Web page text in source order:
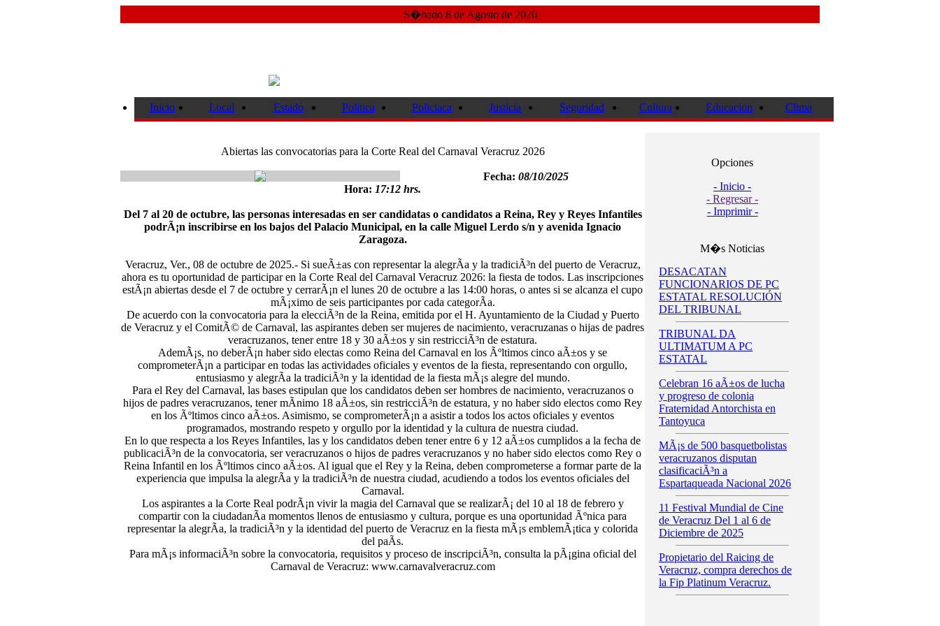
S�bado 8 de Agosto de 2026
Inicio Local Estado Politica Policiaca Justicia Seguridad Cultura Educacion Clima
Abiertas las convocatorias para la Corte Real del Carnaval Veracruz 2026
Fecha: 08/10/2025
Hora: 17:12 hrs.
Del 7 al 20 de octubre, las personas interesadas en ser candidatas o candidatos a Reina, Rey y Reyes Infantiles
podrÃ¡n inscribirse en los bajos del Palacio Municipal, en la calle Miguel Lerdo s/n y avenida Ignacio
Zaragoza.
Veracruz, Ver., 08 de octubre de 2025.- Si sueÃ±as con representar la alegrÃ­a y la tradiciÃ³n del puerto de Veracruz,
ahora es tu oportunidad de participar en la Corte Real del Carnaval Veracruz 2026: la fiesta de todos. Las inscripciones
estÃ¡n abiertas desde el 7 de octubre y cerrarÃ¡n el lunes 20 de octubre a las 14:00 horas, o antes si se alcanza el cupo
mÃ¡ximo de seis participantes por cada categorÃ­a.
De acuerdo con la convocatoria para la elecciÃ³n de la Reina, emitida por el H. Ayuntamiento de la Ciudad y Puerto
de Veracruz y el ComitÃ© de Carnaval, las aspirantes deben ser mujeres de nacimiento, veracruzanas o hijas de padres
veracruzanos, tener entre 18 y 30 aÃ±os y sin restricciÃ³n de estatura.
AdemÃ¡s, no deberÃ¡n haber sido electas como Reina del Carnaval en los Ãºltimos cinco aÃ±os y se
comprometerÃ¡n a participar en todas las actividades oficiales y eventos de la fiesta, representando con orgullo,
entusiasmo y alegrÃ­a la tradiciÃ³n y la identidad de la fiesta mÃ¡s alegre del mundo.
Para el Rey del Carnaval, las bases estipulan que los candidatos deben ser hombres de nacimiento, veracruzanos o
hijos de padres veracruzanos, tener mÃ­nimo 18 aÃ±os, sin restricciÃ³n de estatura, y no haber sido electos como Rey
en los Ãºltimos cinco aÃ±os. Asimismo, se comprometerÃ¡n a asistir a todos los actos oficiales y eventos
programados, mostrando respeto y orgullo por la identidad y la cultura de nuestra ciudad.
En lo que respecta a los Reyes Infantiles, las y los candidatos deben tener entre 6 y 12 aÃ±os cumplidos a la fecha de
publicaciÃ³n de la convocatoria, ser veracruzanos o hijos de padres veracruzanos y no haber sido electos como Rey o
Reina Infantil en los Ãºltimos cinco aÃ±os. Al igual que el Rey y la Reina, deben comprometerse a formar parte de la
experiencia que impulsa la alegrÃ­a y la tradiciÃ³n de nuestra ciudad, acudiendo a todos los eventos oficiales del
Carnaval.
Los aspirantes a la Corte Real podrÃ¡n vivir la magia del Carnaval que se realizarÃ¡ del 10 al 18 de febrero y
compartir con la ciudadanÃ­a momentos llenos de entusiasmo y cultura, porque es una oportunidad Ãºnica para
representar la alegrÃ­a, la tradiciÃ³n y la identidad del puerto de Veracruz en la fiesta mÃ¡s emblemÃ¡tica y colorida
del paÃ­s.
Para mÃ¡s informaciÃ³n sobre la convocatoria, requisitos y proceso de inscripciÃ³n, consulta la pÃ¡gina oficial del
Carnaval de Veracruz: www.carnavalveracruz.com
Opciones
- Inicio -
- Regresar -
- Imprimir -
M�s Noticias
DESACATAN
FUNCIONARIOS DE PC
ESTATAL RESOLUCIÓN
DEL TRIBUNAL
TRIBUNAL DA
ULTIMATUM A PC
ESTATAL
Celebran 16 aÃ±os de lucha
y progreso de colonia
Fraternidad Antorchista en
Tantoyuca
MÃ¡s de 500 basquetbolistas
veracruzanos disputan
clasificaciÃ³n a
Espartaqueada Nacional 2026
11 Festival Mundial de Cine
de Veracruz Del 1 al 6 de
Diciembre de 2025
Propietario del Raicing de
Veracruz, compra derechos de
la Fip Platinum Veracruz.